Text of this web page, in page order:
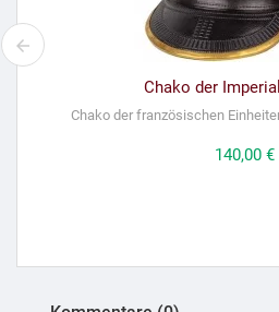
Chako der
Chako der französischen
Preis
140,00 €